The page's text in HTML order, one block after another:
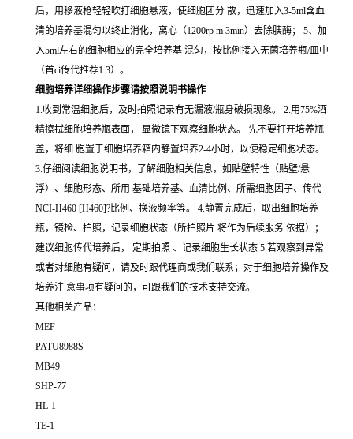
后，用移液枪轻轻吹打细胞悬液，使细胞团分 散，迅速加入3-5ml含血
清的培养基混匀以终止消化，离心（1200rp m 3min）去除胰酶； 5、加
入5ml左右的细胞相应的完全培养基 混匀，按比例接入无菌培养瓶/皿中
（首ci传代推荐1:3）。
细胞培养详细操作步骤请按照说明书操作
1.收到常温细胞后，及时拍照记录有无漏液/瓶身破损现象。 2.用75%酒
精擦拭细胞培养瓶表面， 显微镜下观察细胞状态。 先不要打开培养瓶
盖，将细 胞置于细胞培养箱内静置培养2-4小时，以便稳定细胞状态。
3.仔细阅读细胞说明书，了解细胞相关信息，如贴壁特性（贴壁/悬
浮）、细胞形态、所用 基础培养基、血清比例、所需细胞因子、传代
NCI-H460 [H460]?比例、换液频率等。 4.静置完成后，取出细胞培养
瓶，镜检、拍照，记录细胞状态（所拍照片 将作为后续服务 依据）；
建议细胞传代培养后， 定期拍照 、记录细胞生长状态 5.若观察到异常
或者对细胞有疑问，请及时跟代理商或我们联系；对于细胞培养操作及
培养注 意事项有疑问的，可跟我们的技术支持交流。
其他相关产品：
MEF
PATU8988S
MB49
SHP-77
HL-1
TE-1